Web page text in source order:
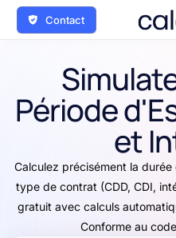
Contact
Période
et
Calculez précisément la durée
type de contrat (CDD, CDI,
gratuit avec calculs
Conforme au